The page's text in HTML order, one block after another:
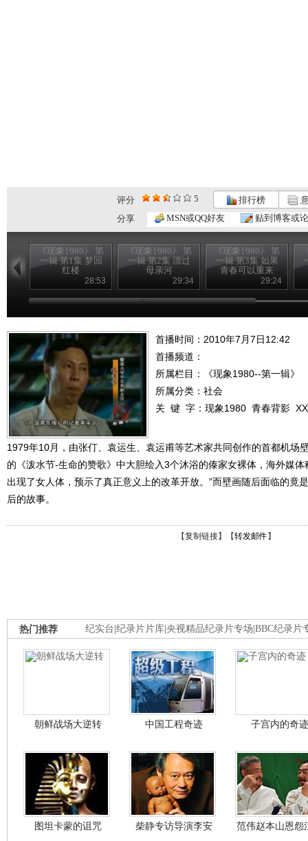
评分 5 排行榜
分享
MSN或QQ好友 贴到博客或
《现象1980》 第
一辑 第1集 梦回
红楼
28:53
《现象1980》 第
一辑 第2集 漂过
母亲河
29:34
《现象1980》 第
一辑 第3集 如果
青春可以重来
29:24
首播时间：2010年7月7日12:42
首播频道：
所属栏目：
《现象1980--第一辑》
所属分类：社会
关 键 字： 现象1980 青春背影
1979年10月，由张仃、袁运生、袁运甫等艺术家共同创作的首都机场
的《泼水节-生命的赞歌》中大胆绘入3个沐浴的傣家女裸体，海外媒
出现了女人体，预示了真正意义上的改革开放。”而壁画随后面临的竟
后的故事。
【复制链接】【转发邮件 】
纪实台 纪录片片库 央视精品纪录片专场 BBC纪录片
热门推荐
朝鲜战场大逆转 中国工程奇迹 子宫内的奇迹
图坦卡蒙的诅咒 柴静专访导演李安 范伟赵本山恩怨